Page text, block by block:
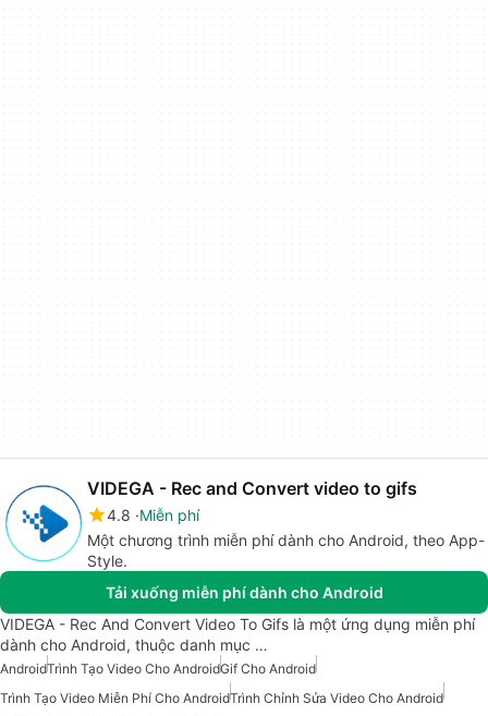
VIDEGA - Rec and Convert video to gifs
4.8 Miễn phí
Một chương trình miễn phí dành cho Android, theo App-
Style.
Tải xuống miễn phí dành cho Android
VIDEGA - Rec And Convert Video To Gifs là một ứng dụng miễn phí
dành cho Android, thuộc danh mục …
AndroidTrình Tạo Video Cho AndroidGif Cho Android
Trình Tạo Video Miễn Phí Cho AndroidTrình Chỉnh Sửa Video Cho Android